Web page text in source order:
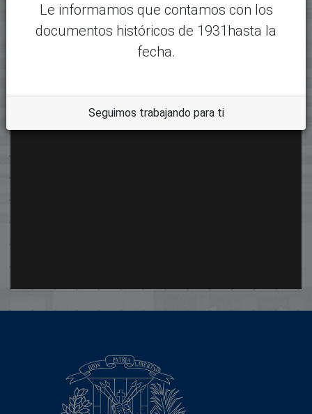
Le informamos que contamos con los
documentos históricos de 1931hasta la
fecha.
Seguimos trabajando para ti